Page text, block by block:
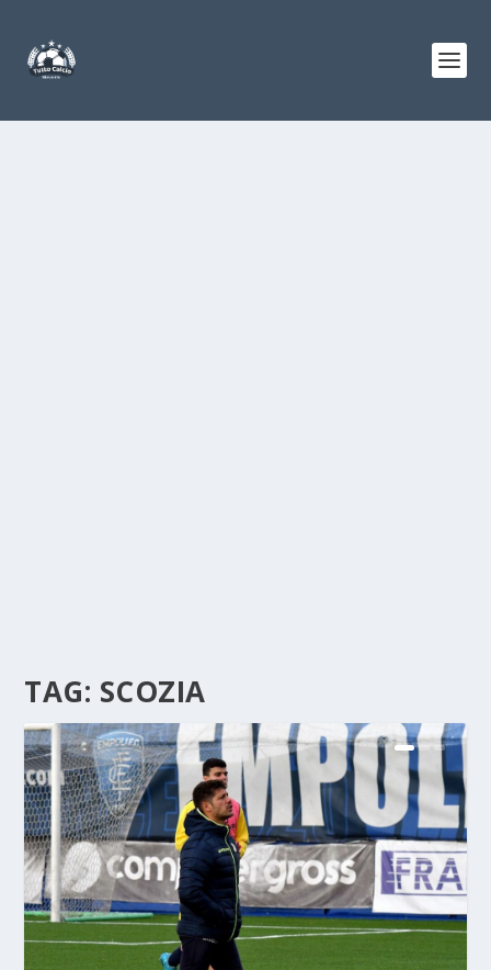
TAG: SCOZIA